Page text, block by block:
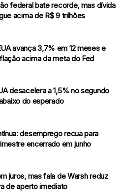
federal bate recorde, mas dívida
acima de R$ 9 trilhões
avança 3,7% em 12 meses e
acima da meta do Fed
desacelera a 1,5% no segundo
do esperado
desemprego recua para
encerrado em junho
juros, mas fala de Warsh reduz
de aperto imediato